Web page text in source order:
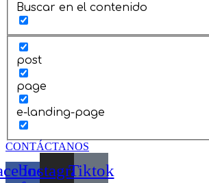
Buscar en el contenido
post
page
e-landing-page
CONTÁCTANOS
InstagramTiktok